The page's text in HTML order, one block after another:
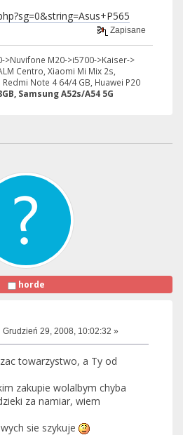
Zapisane
>Nuvifone M20->i5700->Kaiser->
Centro, Xiaomi Mi Mix 2s,
Note 4 64/4 GB, Huawei P20
Samsung A52s/A54 5G
horde
Grudzień 29, 2008, 10:02:32 »
towarzystwo, a Ty od
zakupie wolalbym chyba
za namiar, wiem
sie szykuje